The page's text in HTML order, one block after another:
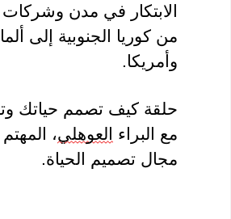
الابتكار في مدن وشركات
من كوريا الجنوبية إلى
وأمريكا.
حلقة كيف تصمم حياتك
مع البراء العوهلي،
مجال تصميم الحياة.